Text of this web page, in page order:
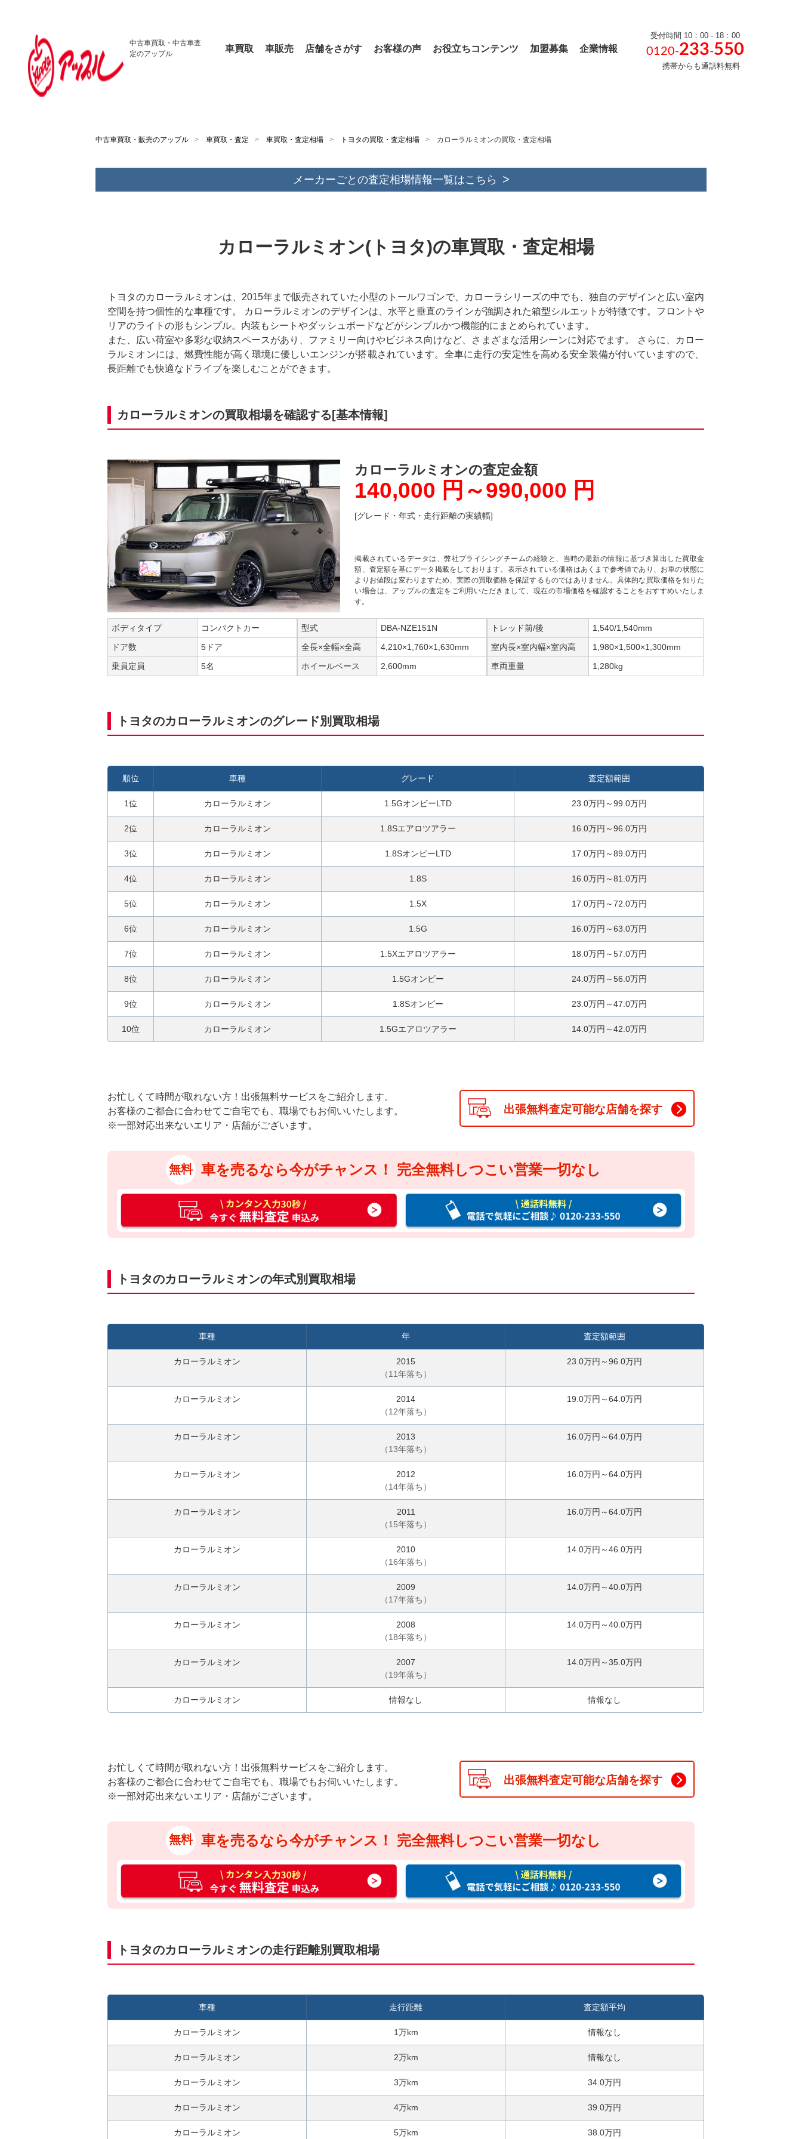
中古車買取・ 中古車査
定のアップル
車買取 車販売 店舗をさがす お客様の声 お役立ちコンテンツ 加盟募集 企業情報
受付時間 10：00 - 18：00
0120-233-550
携帯からも通話料無料
中古車買取・販売のアップル 車買取・査定 車買取・査定相場 トヨタの買取・査定相場 カローラルミオンの買取・査定相場
メーカーごとの査定相場情報一覧はこちら
カローラルミオン(トヨタ)の車買取・査定相場
トヨタのカローラルミオンは、2015年まで販売されていた小型のトールワゴンで、カローラシリーズの中でも、独自のデザインと広い室内
空間を持つ個性的な車種です。 カローラルミオンのデザインは、水平と垂直のラインが強調された箱型シルエットが特徴です。フロントや
リアのライトの形もシンプル。内装もシートやダッシュボードなどがシンプルかつ機能的にまとめられています。
また、広い荷室や多彩な収納スペースがあり、ファミリー向けやビジネス向けなど、さまざまな活用シーンに対応でます。 さらに、カロー
ラルミオンには、燃費性能が高く環境に優しいエンジンが搭載されています。全車に走行の安定性を高める安全装備が付いていますので、
長距離でも快適なドライブを楽しむことができます。
カローラルミオンの買取相場を確認する[基本情報]
カローラルミオンの査定金額
140,000 円～990,000 円
[グレード・年式・走行距離の実績幅]
掲載されているデータは、弊社プライシングチームの経験と、当時の最新の情報に基づき算出した買取金
額、査定額を基にデータ掲載をしております。表示されている価格はあくまで参考値であり、お車の状態に
よりお値段は変わりますため、実際の買取価格を保証するものではありません。具体的な買取価格を知りた
い場合は、アップルの査定をご利用いただきまして、現在の市場価格を確認することをおすすめいたしま
す。
ボディタイプ
コンパクトカー
ドア数
5ドア
乗員定員
5名
型式
DBA-NZE151N
全長×全幅×全高
4,210×1,760×1,630mm
ホイールベース
2,600mm
トレッド前/後
1,540/1,540mm
室内長×室内幅×室内高
1,980×1,500×1,300mm
車両重量
1,280kg
トヨタのカローラルミオンのグレード別買取相場
順位 車種 グレード 査定額範囲
1位 カローラルミオン 1.5GオンビーLTD 23.0万円～99.0万円
2位 カローラルミオン 1.8Sエアロツアラー 16.0万円～96.0万円
3位 カローラルミオン 1.8SオンビーLTD 17.0万円～89.0万円
4位 カローラルミオン 1.8S 16.0万円～81.0万円
5位 カローラルミオン 1.5X 17.0万円～72.0万円
6位 カローラルミオン 1.5G 16.0万円～63.0万円
7位 カローラルミオン 1.5Xエアロツアラー 18.0万円～57.0万円
8位 カローラルミオン 1.5Gオンビー 24.0万円～56.0万円
9位 カローラルミオン 1.8Sオンビー 23.0万円～47.0万円
10位 カローラルミオン 1.5Gエアロツアラー 14.0万円～42.0万円
お忙しくて時間が取れない方！出張無料サービスをご紹介します。
お客様のご都合に合わせてご自宅でも、職場でもお伺いいたします。
※一部対応出来ないエリア・店舗がございます。
出張無料査定可能な店舗を探す
無料 車を売るなら今がチャンス！ 完全無料しつこい営業一切なし
カ
タ
力
3
料
料
軽
に
ご
相
談
トヨタのカローラルミオンの年式別買取相場
車種 年 査定額範囲
カローラルミオン
2015
（11年落ち）
23.0万円～96.0万円
カローラルミオン
2014
（12年落ち）
19.0万円～64.0万円
カローラルミオン
2013
（13年落ち）
16.0万円～64.0万円
カローラルミオン
2012
（14年落ち）
16.0万円～64.0万円
カローラルミオン
2011
（15年落ち）
16.0万円～64.0万円
カローラルミオン
2010
（16年落ち）
14.0万円～46.0万円
カローラルミオン
2009
（17年落ち）
14.0万円～40.0万円
カローラルミオン
2008
（18年落ち）
14.0万円～40.0万円
カローラルミオン
2007
（19年落ち）
14.0万円～35.0万円
カローラルミオン 情報なし 情報なし
お忙しくて時間が取れない方！出張無料サービスをご紹介します。
お客様のご都合に合わせてご自宅でも、職場でもお伺いいたします。
※一部対応出来ないエリア・店舗がございます。
出張無料査定可能な店舗を探す
無料 車を売るなら今がチャンス！ 完全無料しつこい営業一切なし
カ
タ
力
3
無
査
料
軽
に
ご
相
談
トヨタのカローラルミオンの走行距離別買取相場
車種 走行距離 査定額平均
カローラルミオン 1万km 情報なし
カローラルミオン 2万km 情報なし
カローラルミオン 3万km 34.0万円
カローラルミオン 4万km 39.0万円
カローラルミオン 5万km 38.0万円